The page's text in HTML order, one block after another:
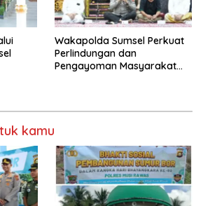
Wakapolda Sumsel Perkuat
Perlindungan dan
Pengayoman Masyarakat
kamu